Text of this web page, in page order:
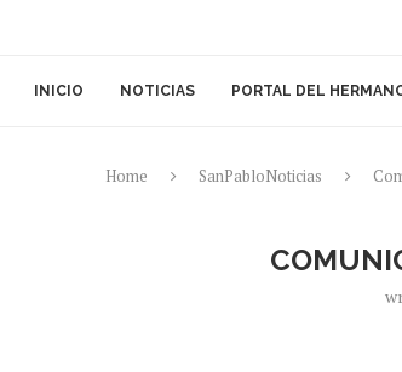
INICIO NOTICIAS PORTAL DEL
Home SanPabloNoticias